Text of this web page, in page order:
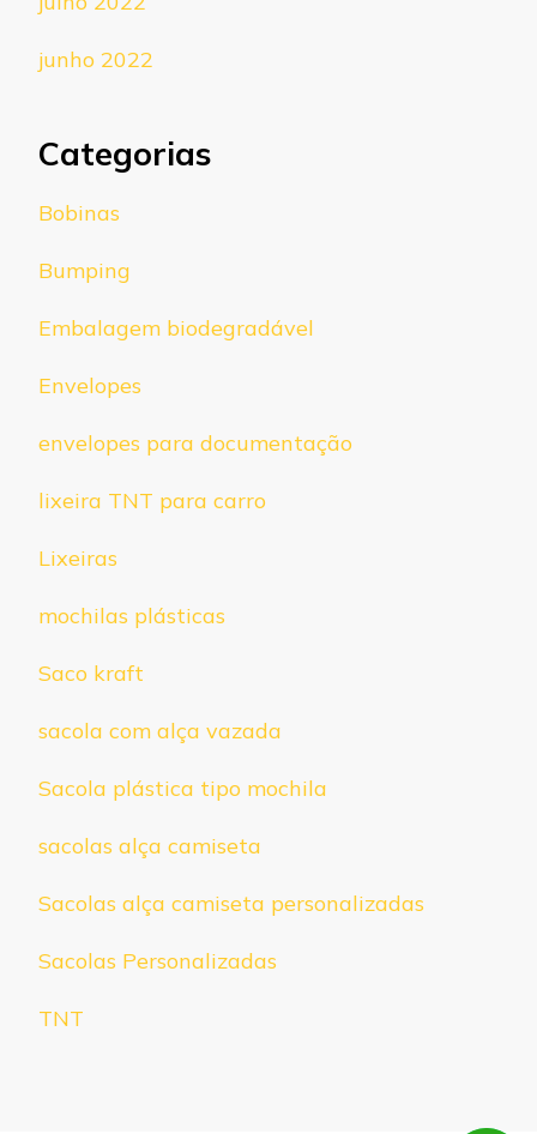
junho 2022
Categorias
Bobinas
Bumping
Embalagem biodegradável
Envelopes
envelopes para documentação
lixeira TNT para carro
Lixeiras
mochilas plásticas
Saco kraft
sacola com alça vazada
Sacola plástica tipo mochila
sacolas alça camiseta
Sacolas alça camiseta personalizadas
Sacolas Personalizadas
TNT